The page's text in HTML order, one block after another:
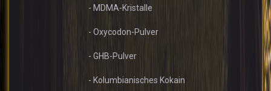
- MDMA-Kristalle
- Oxycodon-Pulver
- GHB-Pulver
- Kolumbianisches Kokain